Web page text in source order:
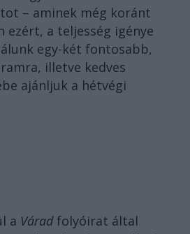
– aminek még koránt
ezért, a teljesség igénye
egy-két fontosabb,
illetve kedves
ajánljuk a hétvégi
a Váradfolyóirat által